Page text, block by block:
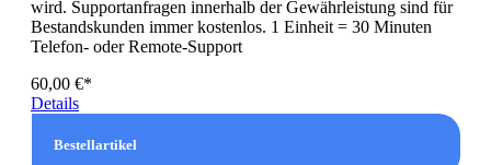
wird. Supportanfragen innerhalb der Gewährleistung sind für
Bestandskunden immer kostenlos. 1 Einheit = 30 Minuten
Telefon- oder Remote-Support
60,00 €*
Details
Bestellartikel